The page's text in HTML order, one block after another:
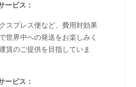
ービス：
スプレス便など、費用対効果
世界中への発送をお楽しみく
賃のご提供を目指していま
ービス：